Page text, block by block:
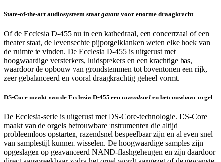
State-of-the-art audiosysteem staatgarant voor enorme draagkracht
Of de Ecclesia D-455 nu in een kathedraal, een concertzaal of een
theater staat, de levensechte pijporgelklanken weten elke hoek van
de ruimte te vinden. De Ecclesia D-455 is uitgerust met
hoogwaardige versterkers, luidsprekers en een krachtige bas,
waardoor de opbouw van grondstemmen tot boventonen een rijk,
zeer gebalanceerd en vooral draagkrachtig geheel vormt.
DS-Core maakt van de Ecclesia D-455 een razendsnel en betrouwbaar orgel
De Ecclesia-serie is uitgerust met DS-Core-technologie. DS-Core
maakt van de orgels betrouwbare instrumenten die altijd
probleemloos opstarten, razendsnel bespeelbaar zijn en al even snel
van samplestijl kunnen wisselen. De hoogwaardige samples zijn
opgeslagen op geavanceerd NAND-flashgeheugen en zijn daardoor